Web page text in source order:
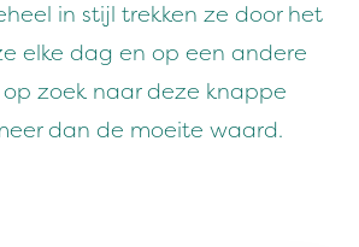
in stijl trekken ze door het
elke dag en op een andere
op zoek naar deze knappe
dan de moeite waard.